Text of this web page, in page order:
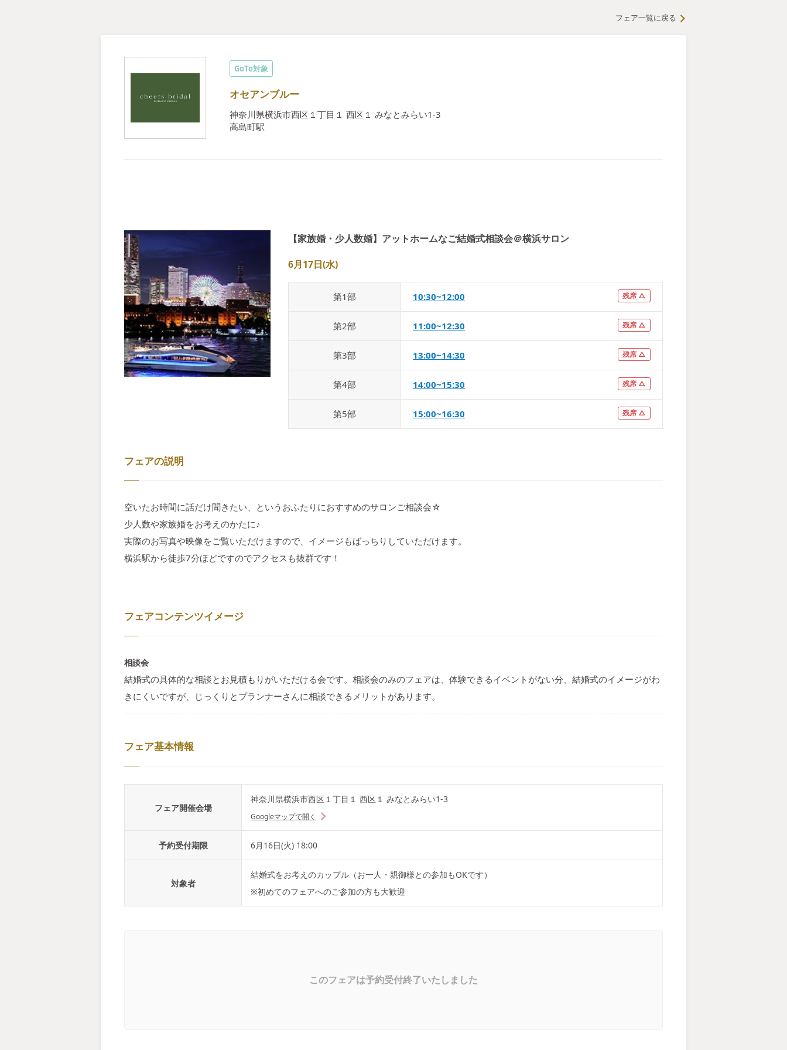
フェア一覧に戻る
GoTo対象
オセアンブルー
神奈川県横浜市西区１丁目１ 西区１ みなとみらい1-3
高島町駅
【家族婚・少人数婚】アットホームなご結婚式相談会＠横浜サロン
6月17日(水)
第1部 10:30~12:00 残席 △
第2部 11:00~12:30 残席 △
第3部 13:00~14:30 残席 △
第4部 14:00~15:30 残席 △
第5部 15:00~16:30 残席 △
フェアの説明
空いたお時間に話だけ聞きたい、というおふたりにおすすめのサロンご相談会☆
少人数や家族婚をお考えのかたに♪
実際のお写真や映像をご覧いただけますので、イメージもばっちりしていただけます。
横浜駅から徒歩7分ほどですのでアクセスも抜群です！
フェアコンテンツイメージ
相談会
結婚式の具体的な相談とお見積もりがいただける会です。相談会のみのフェアは、体験できるイベントがない分、結婚式のイメージがわ
きにくいですが、じっくりとプランナーさんに相談できるメリットがあります。
フェア基本情報
フェア開催会場
神奈川県横浜市西区１丁目１ 西区１ みなとみらい1-3
Googleマップで開く
予約受付期限 6月16日(火) 18:00
対象者
結婚式をお考えのカップル（お一人・親御様との参加もOKです）
※初めてのフェアへのご参加の方も大歓迎
このフェアは予約受付終了いたしました